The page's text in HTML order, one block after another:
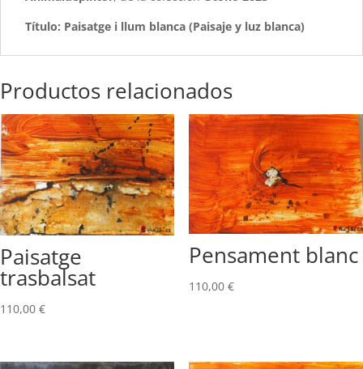
Título: Paisatge i llum blanca (Paisaje y luz blanca)
Productos relacionados
Paisatge
trasbalsat
110,00 €
Pensament blanc
110,00 €